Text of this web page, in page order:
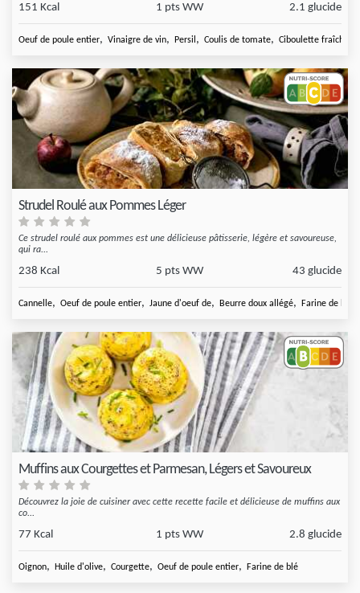
151 Kcal 1 pts WW 2.1 glucide
Oeuf de poule entier, Vinaigre de vin, Persil , Coulis de tomate, Ciboulette fraîche
Strudel Roulé aux Pommes Léger
Ce strudel roulé aux pommes est une délicieuse pâtisserie, légère et savoureuse,
qui ra...
238 Kcal 5 pts WW 43 glucide
Cannelle, Oeuf de poule entier, Jaune d'oeuf de, Beurre doux allégé, Farine de blé
Muffins aux Courgettes et Parmesan, Légers et Savoureux
Découvrez la joie de cuisiner avec cette recette facile et délicieuse de muffins aux
co...
77 Kcal 1 pts WW 2.8 glucide
Oignon, Huile d'olive, Courgette, Oeuf de poule entier, Farine de blé